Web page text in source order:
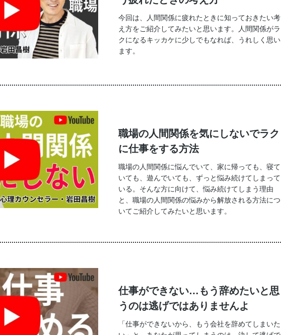
今回は、人間関係に疲れたときに知っておきたい考
え方をご紹介してみたいと思います。人間関係がラ
クになるキッカケに少しでもなれば、うれしく思い
ます。
職場の人間関係を気にしないでラク
に仕事をする方法
職場の人間関係に悩んでいて、家に帰っても、寝て
いても、遊んでいても、ずっと悩み続けてしまって
いる。そんな方に向けて、悩み続けてしまう理由
と、職場の人間関係の悩みから解放される方法につ
いてご紹介してみたいと思います。
仕事ができない…もう辞めたいと思
うのは逃げではありませんよ
「仕事ができないから、もう会社を辞めてしまいた